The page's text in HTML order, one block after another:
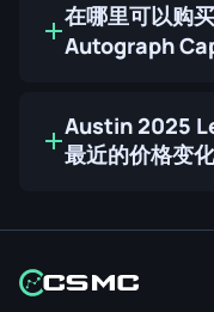
在哪里可以购
Autograph
Austin 2025
最近的价格变